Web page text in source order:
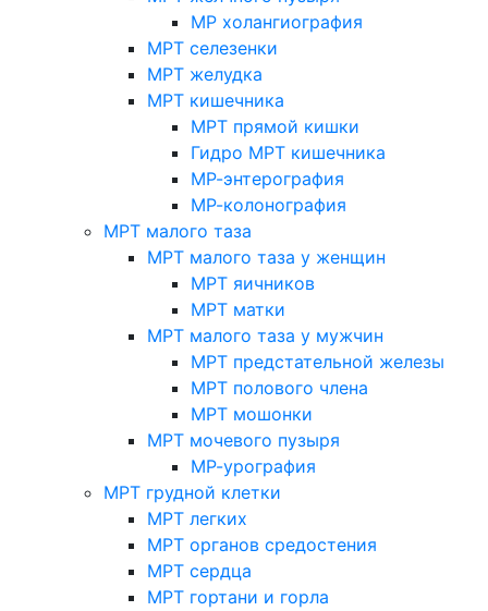
МР холангиография
МРТ селезенки
МРТ желудка
МРТ кишечника
МРТ прямой кишки
Гидро МРТ кишечника
МР-энтерография
МР-колонография
МРТ малого таза
МРТ малого таза у женщин
МРТ яичников
МРТ матки
МРТ малого таза у мужчин
МРТ предстательной железы
МРТ полового члена
МРТ мошонки
МРТ мочевого пузыря
МР-урография
МРТ грудной клетки
МРТ легких
МРТ органов средостения
МРТ сердца
МРТ гортани и горла